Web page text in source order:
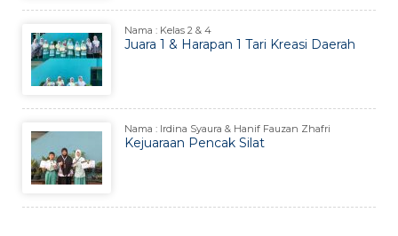
Nama : Kelas 2 & 4
Juara 1 & Harapan 1 Tari Kreasi Daerah
Nama : Irdina Syaura & Hanif Fauzan Zhafri
Kejuaraan Pencak Silat